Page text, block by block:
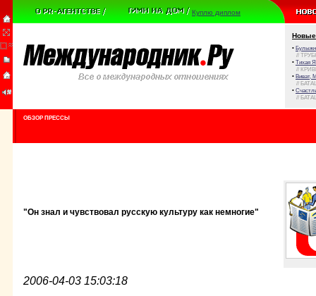
Куплю диплом
Новые
•
//
• Тихая
//
• Виват,
//
•
//
ОБЗОР ПРЕССЫ
"Он знал и чувствовал русскую культуру как немногие"
2006-04-03 15:03:18